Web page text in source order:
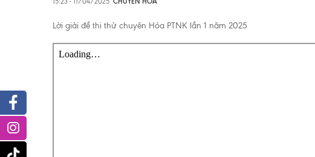
Lời giải đề thi thử chuyên Hóa PTNK lần 1 năm 2025